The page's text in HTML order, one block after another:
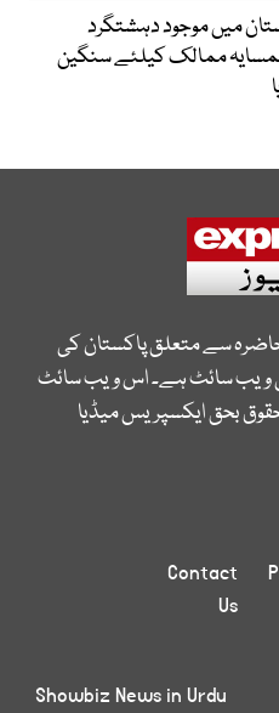
میں موجود دہشتگرد
ممالک کیلئے سنگین
سے متعلق پاکستان کی
ویب سائٹ ہے۔ اس ویب سائٹ
بحق ایکسپریس میڈیا
Contact
Us
Showbiz News in Urdu